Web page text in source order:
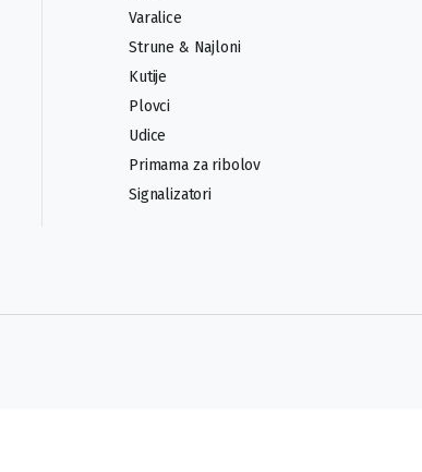
Varalice
Strune & Najloni
Kutije
Plovci
Udice
Primama za ribolov
Signalizatori